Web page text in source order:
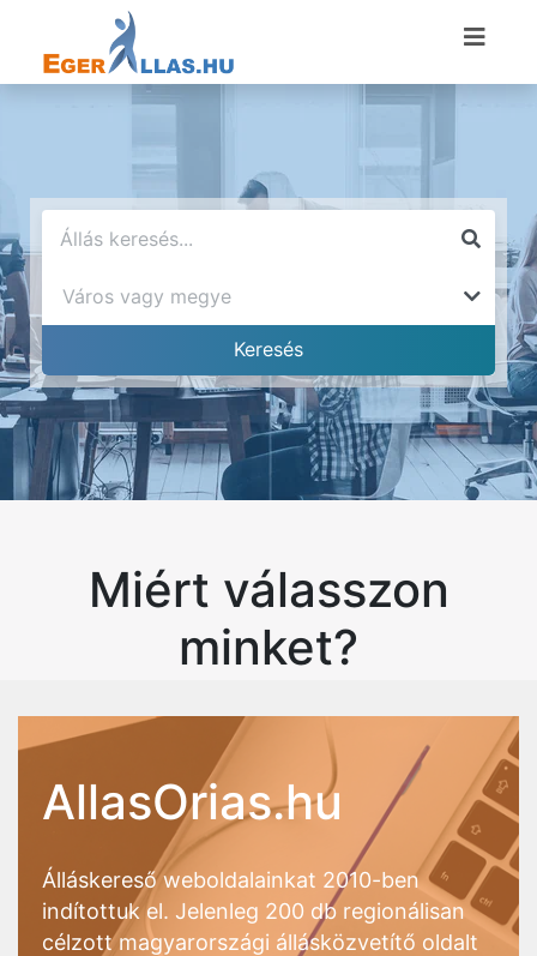
Miért válasszon
minket?
AllasOrias.hu
Álláskereső weboldalainkat 2010-ben
indítottuk el. Jelenleg 200 db regionálisan
célzott magyarországi állásközvetítő oldalt